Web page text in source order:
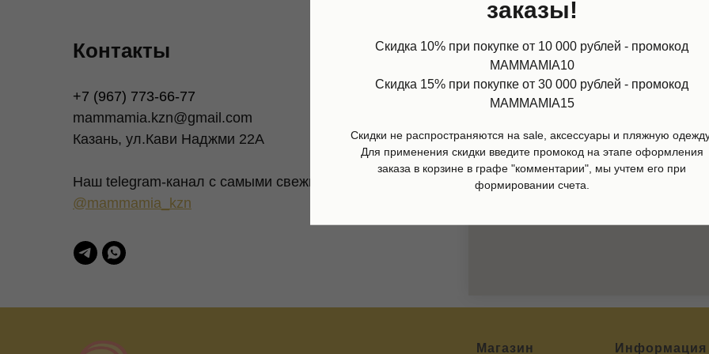
заказы!
Скидка 10% при покупке от 10 000 рублей - промокод
MAMMAMIA10
Скидка 15% при покупке от 30 000 рублей - промокод
MAMMAMIA15
Скидки не распространяются на sale, аксессуары и пляжную
Для применения скидки введите промокод на этапе оформления
заказа в корзине в графе "комментарии", мы учтем его при
формировании счета.
Контакты
+7 (967) 773-66-77
mammamia.kzn@gmail.com
Казань, ул.Кави Наджми 22А
Наш telegram-канал c самыми свежими новостями:
@mammamia_kzn
Магазин Информация